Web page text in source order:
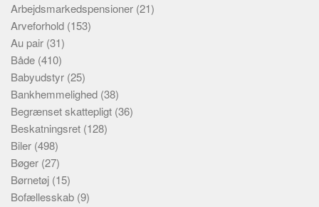
Arbejdsmarkedspensioner (21)
Arveforhold (153)
Au pair (31)
Både (410)
Babyudstyr (25)
Bankhemmelighed (38)
Begrænset skattepligt (36)
Beskatningsret (128)
Biler (498)
Bøger (27)
Børnetøj (15)
Bofællesskab (9)